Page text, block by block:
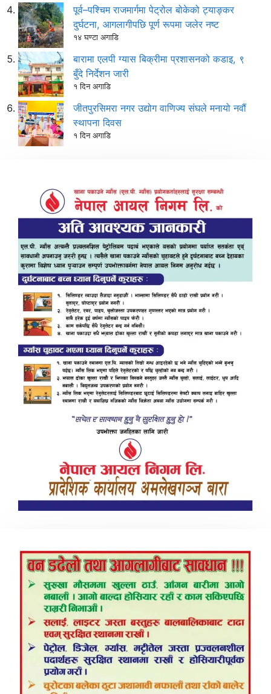
पूर्व–पश्चिम राजमार्गमा पेट्रोल बोकेको ट्याङ्कर
दुर्घटना, आगलागीपछि पूर्ण रूपमा जलेर नष्ट
१४ घण्टा अगाडि
बारामा एलपी ग्यास बिक्रीमा प्रशासनको कडाइ, ९
बुँदे निर्देशन जारी
१ दिन अगाडि
जीतपुरसिमरा नगर उद्योग वाणिज्य संघले मनायो नवौं
स्थापना दिवस
१ दिन अगाडि